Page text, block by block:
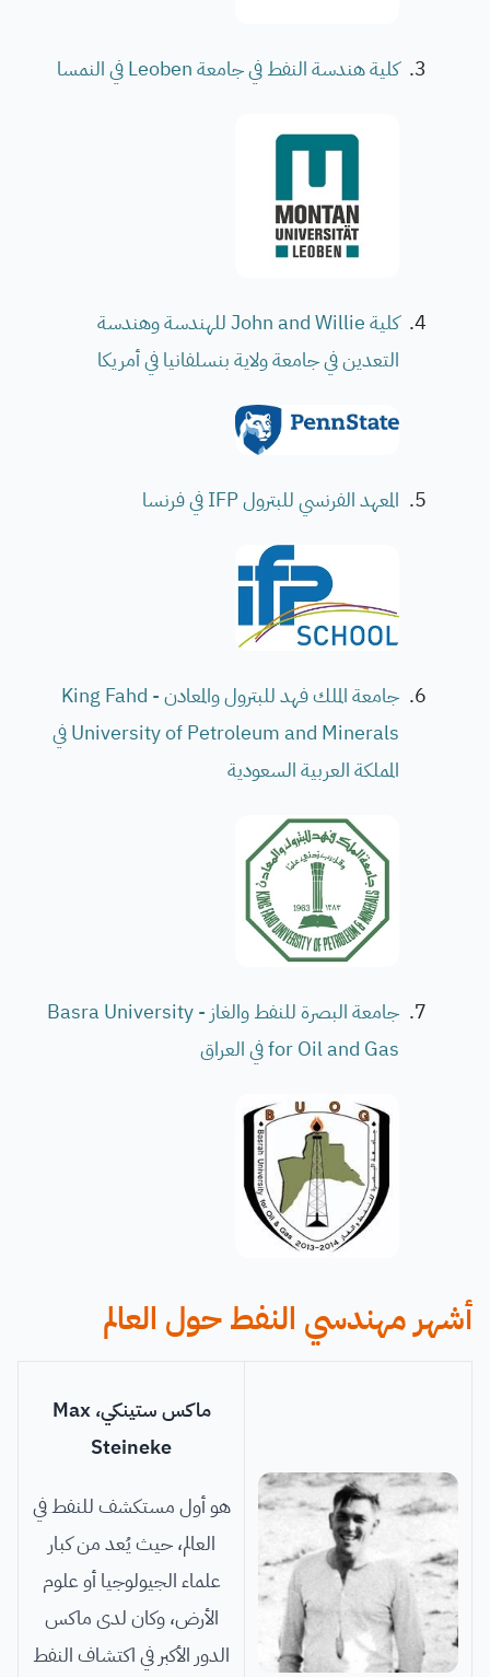
كلية هندسة النفط في جامعة Leoben في النمسا
كلية John and Willie للهندسة وهندسة
التعدين في جامعة ولاية بنسلفانيا في أمريكا
المعهد الفرنسي للبترول IFP في فرنسا
جامعة الملك فهد للبترول والمعادن - King Fahd
University of Petroleum and Minerals في
المملكة العربية السعودية
جامعة البصرة للنفط والغاز - Basra University
for Oil and Gas في العراق
أشهر مهندسي النفط حول العالم
ماكس ستينكي، Max
Steineke
هو أول مستكشف للنفط في
العالم، حيث يُعد من كبار
علماء الجيولوجيا أو علوم
الأرض، وكان لدى ماكس
الدور الأكبر في اكتشاف النفط